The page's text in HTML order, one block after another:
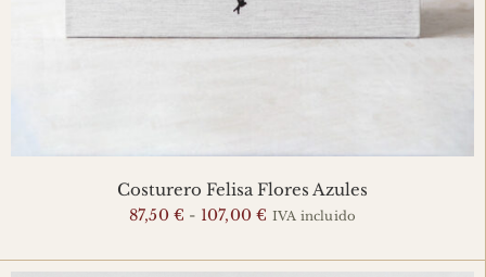
Costurero Felisa Flores Azules
87,50 € - 107,00€ Rango
precios:
IVA incluido